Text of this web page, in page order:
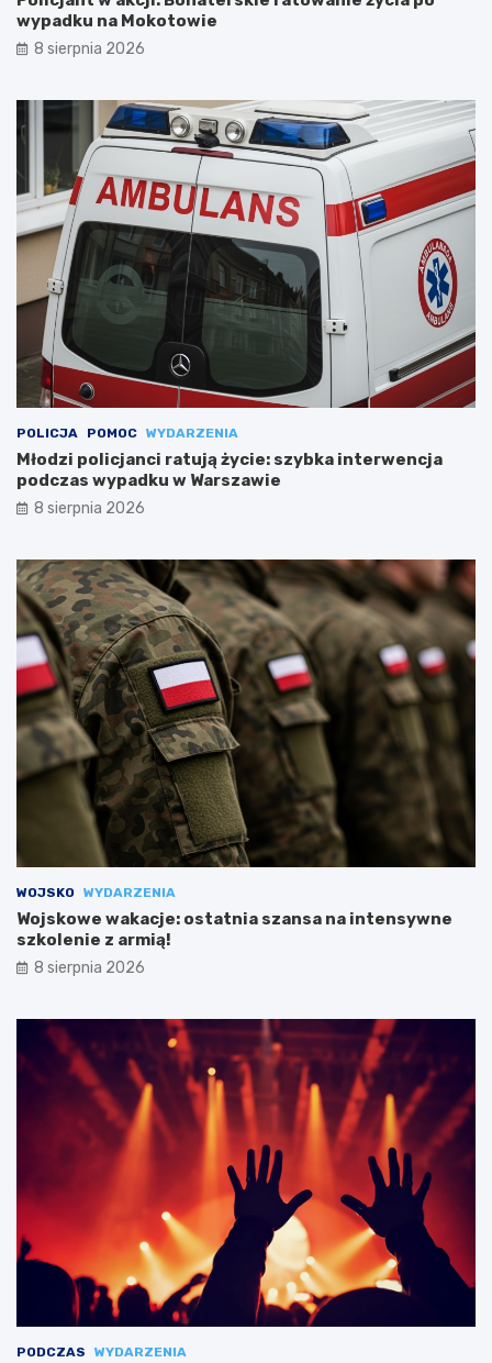
wypadku na Mokotowie
8 sierpnia 2026
POLICJA POMOC WYDARZENIA
Młodzi policjanci ratują życie: szybka interwencja
podczas wypadku w Warszawie
8 sierpnia 2026
WOJSKO WYDARZENIA
Wojskowe wakacje: ostatnia szansa na intensywne
szkolenie z armią!
8 sierpnia 2026
PODCZAS WYDARZENIA